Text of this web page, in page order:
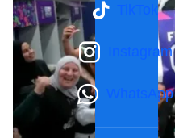
TikTok
Instagram
WhatsApp